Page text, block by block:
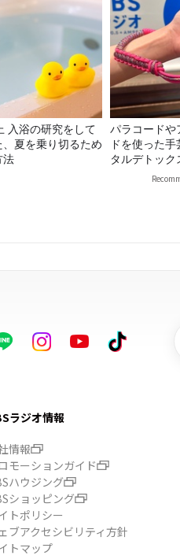
入浴の研究をして
、夏を乗り切るため
法
パラコードや
ドを使った
タルデトック
ラジオ情報
情報
モーションガイド
ハウジング
ショッピング
トポリシー
ブアクセシビリティ方針
トマップ